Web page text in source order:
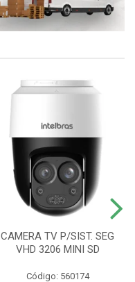
CAMERA TV P/SIST. SEG
VHD 3206 MINI SD
Código: 560174